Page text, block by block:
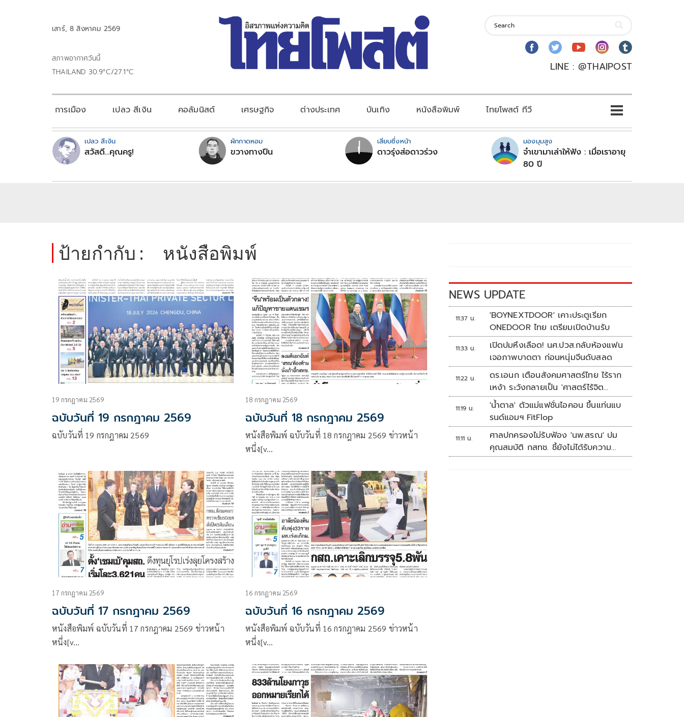
เสาร์, 8 สิงหาคม 2569
สภาพอากาศวันนี้
THAILAND 30.9°C/27.1°C
LINE : @THAIPOST
การเมือง เปลว สีเงิน คอลัมนิสต์ เศรษฐกิจ ต่างประเทศ บันเทิง หนังสือพิมพ์ ไทยโพสต์ ทีวี
เปลว สีเงิน
สวัสดี...คุณครู!
ผักกาดหอม
ขวางทางปืน
เสียบซึ่งหน้า
ดาวรุ่งส่อดาวร่วง
มองมุมสูง
จำเขามาเล่าให้ฟัง : เมื่อเราอายุ
80 ปี
ป้ายกำกับ : หนังสือพิมพ์
19 กรกฎาคม 2569
ฉบับวันที่ 19 กรกฎาคม 2569
ฉบับวันที่ 19 กรกฎาคม 2569
18 กรกฎาคม 2569
ฉบับวันที่ 18 กรกฎาคม 2569
หนังสือพิมพ์ ฉบับวันที่ 18 กรกฎาคม 2569 ข่าวหน้า
หนึ่ง[v…
17 กรกฎาคม 2569
ฉบับวันที่ 17 กรกฎาคม 2569
หนังสือพิมพ์ ฉบับวันที่ 17 กรกฎาคม 2569 ข่าวหน้า
หนึ่ง[v…
16 กรกฎาคม 2569
ฉบับวันที่ 16 กรกฎาคม 2569
หนังสือพิมพ์ ฉบับวันที่ 16 กรกฎาคม 2569 ข่าวหน้า
หนึ่ง[v…
NEWS UPDATE
11:37 น.
'BOYNEXTDOOR' เคาะประตูเรียก
ONEDOOR ไทย เตรียมเปิดบ้านรับ
11:33 น.
เปิดปมหึงเลือด! นศ.ปวส.กลับห้องแฟน
เจอภาพบาดตา ก่อนหนุ่มจีนดับสลด
11:22 น.
ดร.เอนก เตือนสังคมศาสตร์ไทย ไร้ราก
เหง้า ระวังกลายเป็น 'ศาสตร์ไร้จิต
วิญญาณ'
11:19 น.
'น้ำตาล' ตัวแม่แฟชั่นไอคอน ขึ้นแท่นแบ
รนด์แอมฯ FitFlop
11:11 น.
ศาลปกครองไม่รับฟ้อง 'นพ.สรณ' ปม
คุณสมบัติ กสทช. ชี้ยังไม่ได้รับความ
เดือดร้อนเสียหาย